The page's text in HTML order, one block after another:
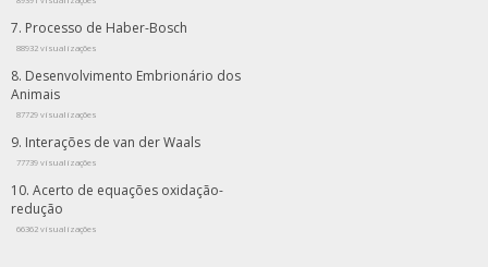
Processo de Haber-Bosch
88932 visualizações
Desenvolvimento Embrionário dos
Animais
87729 visualizações
Interações de van der Waals
77739 visualizações
Acerto de equações oxidação-
redução
66362 visualizações